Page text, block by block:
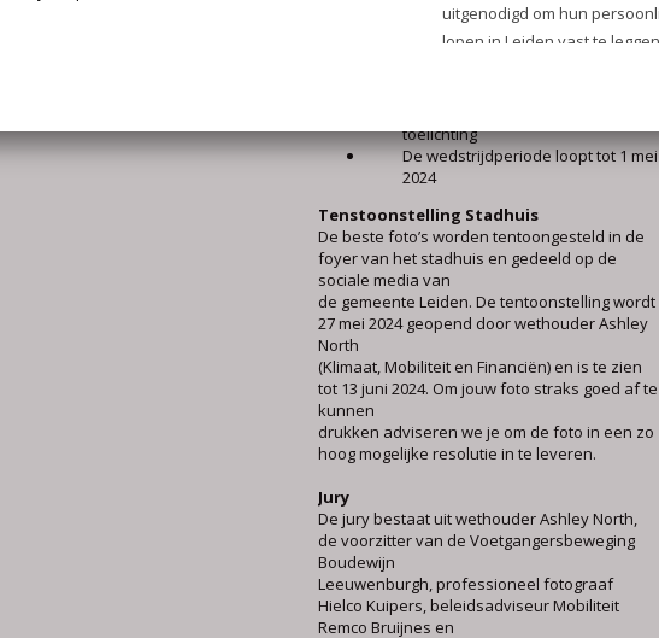
Stuur je foto in naar
jaarvoetganger@leiden.nl
toelichting
De wedstrijdperiode loopt tot 1 mei
2024
Tenstoonstelling Stadhuis
De beste foto’s worden tentoongesteld in de
foyer van het stadhuis en gedeeld op de
sociale media van
de gemeente Leiden. De tentoonstelling wordt
27 mei 2024 geopend door wethouder Ashley
North
(Klimaat, Mobiliteit en Financiën) en is te zien
tot 13 juni 2024. Om jouw foto straks goed af te
kunnen
drukken adviseren we je om de foto in een zo
hoog mogelijke resolutie in te leveren.
Jury
De jury bestaat uit wethouder Ashley North,
de voorzitter van de Voetgangersbeweging
Boudewijn
Leeuwenburgh, professioneel fotograaf
Hielco Kuipers, beleidsadviseur Mobiliteit
Remco Bruijnes en